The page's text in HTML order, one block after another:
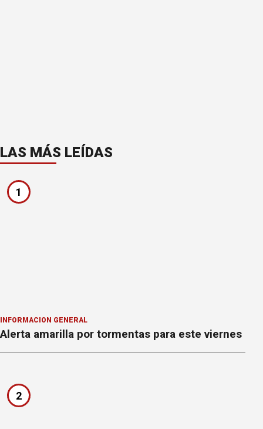
LAS MÁS LEÍDAS
1
INFORMACION GENERAL
Alerta amarilla por tormentas para este viernes
2